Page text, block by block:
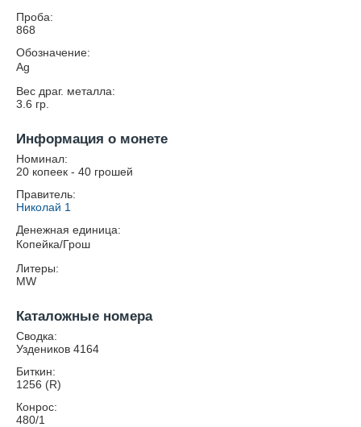
Проба:
868
Обозначение:
Ag
Вес драг. металла:
3.6 гр.
Информация о монете
Номинал:
20 копеек - 40 грошей
Правитель:
Николай 1
Денежная единица:
Копейка/Грош
Литеры:
MW
Каталожные номера
Сводка:
Уздеников 4164
Биткин:
1256 (R)
Конрос:
480/1